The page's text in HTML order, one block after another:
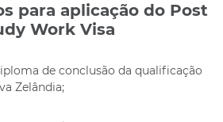
para aplicação do Post
Work Visa
de conclusão da qualificação
Zelândia;